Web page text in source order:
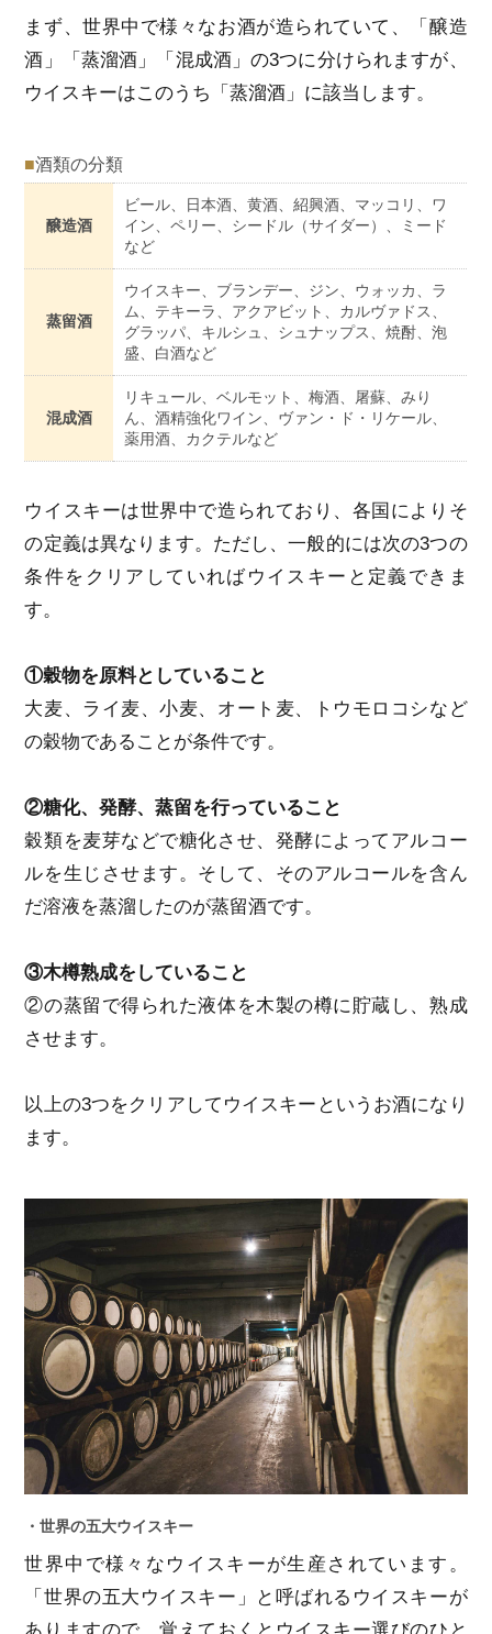
まず、世界中で様々なお酒が造られていて、「醸造
酒」「蒸溜酒」「混成酒」の3つに分けられますが、
ウイスキーはこのうち「蒸溜酒」に該当します。
■酒類の分類
醸造酒
ビール、日本酒、黄酒、紹興酒、マッコリ、ワ
イン、ペリー、シードル（サイダー）、ミード
など
蒸留酒
ウイスキー、ブランデー、ジン、ウォッカ、ラ
ム、テキーラ、アクアビット、カルヴァドス、
グラッパ、キルシュ、シュナップス、焼酎、泡
盛、白酒など
混成酒
リキュール、ベルモット、梅酒、屠蘇、みり
ん、酒精強化ワイン、ヴァン・ド・リケール、
薬用酒、カクテルなど
ウイスキーは世界中で造られており、各国によりそ
の定義は異なります。ただし、一般的には次の3つの
条件をクリアしていればウイスキーと定義できま
す。
①穀物を原料としていること
大麦、ライ麦、小麦、オート麦、トウモロコシなど
の穀物であることが条件です。
②糖化、発酵、蒸留を行っていること
穀類を麦芽などで糖化させ、発酵によってアルコー
ルを生じさせます。そして、そのアルコールを含ん
だ溶液を蒸溜したのが蒸留酒です。
③木樽熟成をしていること
②の蒸留で得られた液体を木製の樽に貯蔵し、熟成
させます。
以上の3つをクリアしてウイスキーというお酒になり
ます。
・世界の五大ウイスキー
世界中で様々なウイスキーが生産されています。
「世界の五大ウイスキー」と呼ばれるウイスキーが